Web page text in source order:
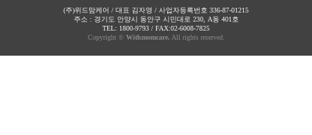
(주)위드맘케어 / 대표 김자영 / 사업자등록번호 336-87-01215
주소 : 경기도 안양시 동안구 시민대로 230, A동 401호
TEL: 1800-9793 / FAX:02-6008-7825
Copyright © Withmomcare. All rights reserved.